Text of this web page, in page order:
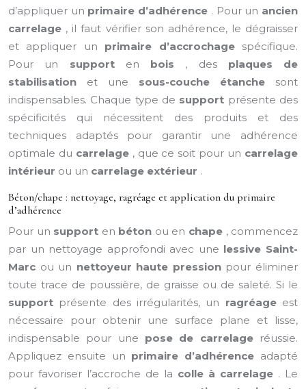
d’appliquer un primaire d’adhérence . Pour un ancien
carrelage , il faut vérifier son adhérence, le dégraisser
et appliquer un primaire d’accrochage spécifique.
Pour un support en bois , des plaques de
stabilisation et une sous-couche étanche sont
indispensables. Chaque type de support présente des
spécificités qui nécessitent des produits et des
techniques adaptés pour garantir une adhérence
optimale du carrelage , que ce soit pour un carrelage
intérieur ou un carrelage extérieur .
Béton/chape : nettoyage, ragréage et application du primaire
d’adhérence
Pour un support en béton ou en chape , commencez
par un nettoyage approfondi avec une lessive Saint-
Marc ou un nettoyeur haute pression pour éliminer
toute trace de poussière, de graisse ou de saleté. Si le
support présente des irrégularités, un ragréage est
nécessaire pour obtenir une surface plane et lisse,
indispensable pour une pose de carrelage réussie.
Appliquez ensuite un primaire d’adhérence adapté
pour favoriser l’accroche de la colle à carrelage . Le